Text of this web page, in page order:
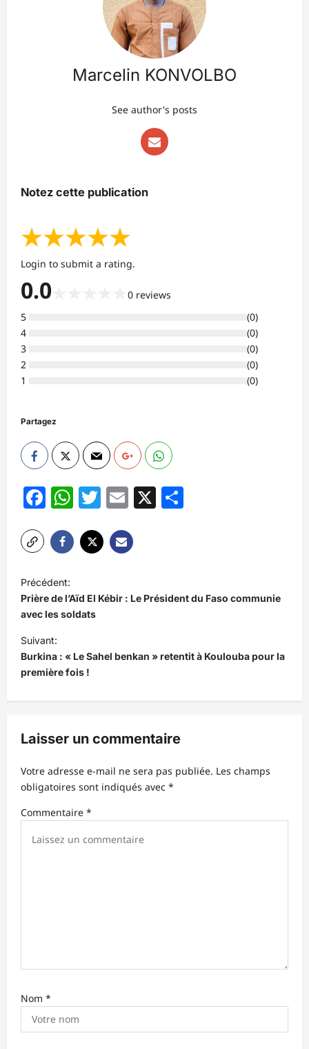
Marcelin KONVOLBO
See author's posts
Notez cette publication
★★★★★
Login to submit a rating.
0.0 0 reviews
5
(0)
4
(0)
3
(0)
2
(0)
1
(0)
Partagez
Facebook
WhatsApp
Twitter
Email
X
a
v
i
g
a
t
o
n
d
’
Précédent:
Prière de l’Aïd El Kébir : Le Président du Faso communie
avec les soldats
Suivant:
Burkina : « Le Sahel benkan » retentit à Koulouba pour la
première fois !
Laisser un commentaire
Votre adresse e-mail ne sera pas publiée. Les champs
obligatoires sont indiqués avec *
Commentaire *
Nom *